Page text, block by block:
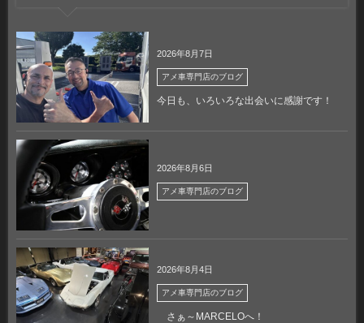
2026年8月7日
アメ車専門店のブログ
今日も、いろいろな出会いに感謝です！
2026年8月6日
アメ車専門店のブログ
2026年8月4日
アメ車専門店のブログ
さぁ～MARCELOへ！